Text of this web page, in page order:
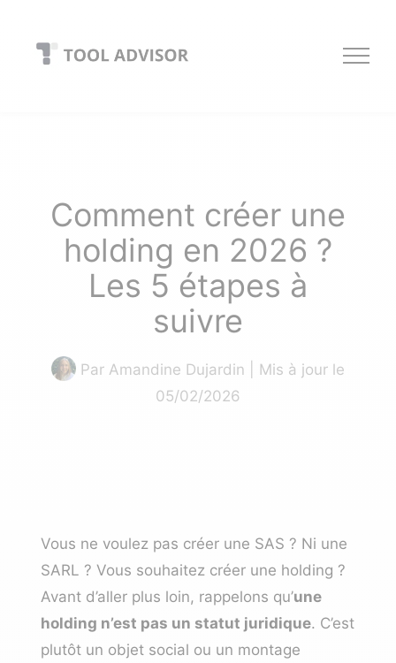
content
Comment créer une
holding en 2026 ?
Les 5 étapes à
suivre
Par Amandine Dujardin | Mis à jour le
05/02/2026
Vous ne voulez pas créer une SAS ? Ni une
SARL ? Vous souhaitez créer une holding ?
Avant d’aller plus loin, rappelons qu’une
holding n’est pas un statut juridique. C’est
plutôt un objet social ou un montage